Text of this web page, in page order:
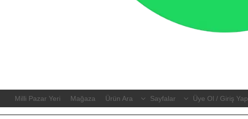
Milli Pazar Yeri Mağaza Ürün Ara Sayfalar Üye Ol / Giriş Yap